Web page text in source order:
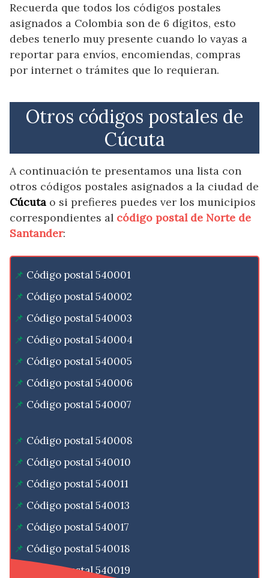
Recuerda que todos los códigos postales
asignados a Colombia son de 6 dígitos, esto
debes tenerlo muy presente cuando lo vayas a
reportar para envíos, encomiendas, compras
por internet o trámites que lo requieran.
Otros códigos postales de
Cúcuta
A continuación te presentamos una lista con
otros códigos postales asignados a la ciudad de
Cúcuta o si prefieres puedes ver los municipios
correspondientes al código postal de Norte de
Santander:
Código postal 540001
Código postal 540002
Código postal 540003
Código postal 540004
Código postal 540005
Código postal 540006
Código postal 540007
Código postal 540008
Código postal 540010
Código postal 540011
Código postal 540013
Código postal 540017
Código postal 540018
Código postal 540019